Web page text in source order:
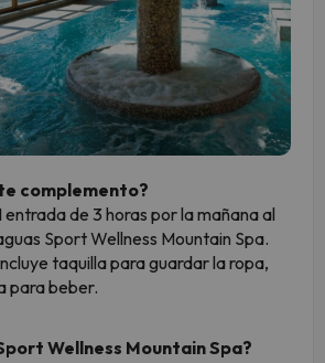
complemento?
entrada de 3 horas por la mañana al
Sport Wellness Mountain Spa.
taquilla para guardar la ropa,
para beber.
Wellness Mountain Spa?